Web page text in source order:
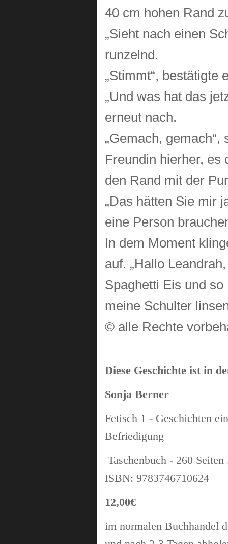
40 cm hohen Rand
„Sieht nach einen
runzelnd.
„Stimmt“, bestätigte
„Und was hat das
erneut nach.
„Gemach,
Freundin hierher, es
den Rand mit der
„Das hätten Sie mir
eine Person
In dem Moment
auf. „Hallo
Spaghetti Eis und so
meine Schulter
© alle Rechte
Diese Geschichte ist in
Sonja Berner
Fetisch 1 - Geschichten
Befriedigung
Taschenbuch - 260
ISBN: 9783746710624
12,00€
im normalen Buchhandel